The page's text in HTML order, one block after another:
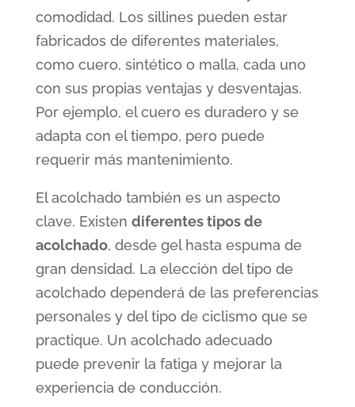
comodidad. Los sillines pueden estar
fabricados de diferentes materiales,
como cuero, sintético o malla, cada uno
con sus propias ventajas y desventajas.
Por ejemplo, el cuero es duradero y se
adapta con el tiempo, pero puede
requerir más mantenimiento.
El acolchado también es un aspecto
clave. Existen diferentes tipos de
acolchado, desde gel hasta espuma de
gran densidad. La elección del tipo de
acolchado dependerá de las preferencias
personales y del tipo de ciclismo que se
practique. Un acolchado adecuado
puede prevenir la fatiga y mejorar la
experiencia de conducción.